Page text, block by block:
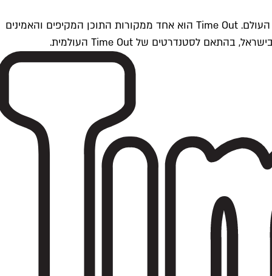
Time Outתל אביב הוא חלק מרשת Time Out Global — רשת מדיה בינלאומית הפועלת ב-360 ערים מרכזיות וב-60 מדינות ברחבי העולם. Time Out הוא אחד ממקורות התוכן המקיפים והאמינים